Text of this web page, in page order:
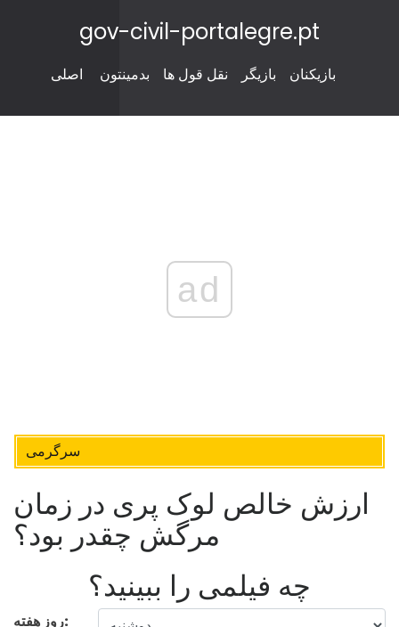
gov-civil-portalegre.pt
اصلی بدمینتون نقل قول ها بازیگر بازیکنان
ad
سرگرمی
ارزش خالص لوک پری در زمان
مرگش چقدر بود؟
چه فیلمی را ببینید؟
روز هفته: